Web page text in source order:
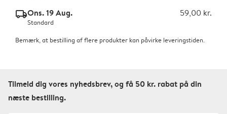
delivery_standard_v2Ons. 19 Aug. 59,00 kr.
Standard
Bemærk, at bestilling af flere produkter kan påvirke leveringstiden.
Tilmeld dig vores nyhedsbrev, og få 50 kr. rabat på din
næste bestilling.